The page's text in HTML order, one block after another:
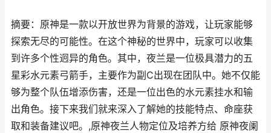
摘要：原神是一款以开放世界为背景的游戏，让玩家能够
探索无尽的可能性。在这个神秘的世界中，玩家可以收集
到许多个性迥异的角色。其中，夜兰是一位极具潜力的五
星彩水元素弓箭手，主要作为副C出现在团队中。她不仅能
够为整个队伍增添伤害，还是一位出色的水元素挂水和输
出角色。接下来我们就来深入了解她的技能特点、命座获
取和装备建议吧。,原神夜兰人物定位及培养方给 原神夜阑